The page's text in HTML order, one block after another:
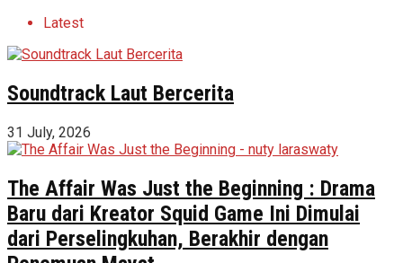
Latest
Soundtrack Laut Bercerita
31 July, 2026
The Affair Was Just the Beginning : Drama
Baru dari Kreator Squid Game Ini Dimulai
dari Perselingkuhan, Berakhir dengan